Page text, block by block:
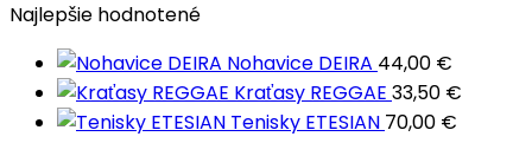
bola:
12,00 €.
je:
10,00 €.
Najlepšie hodnotené
Nohavice DEIRA 44,00 €
Kraťasy REGGAE 33,50 €
Tenisky ETESIAN 70,00 €